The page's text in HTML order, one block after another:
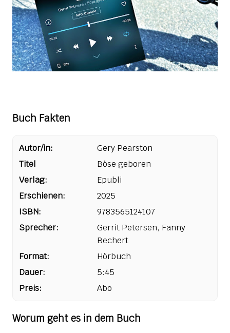
Buch Fakten
Autor/in:
Gery Pearston
Titel
Böse geboren
Verlag:
Epubli
Erschienen:
2025
ISBN:
9783565124107
Sprecher:
Gerrit Petersen, Fanny
Bechert
Format:
Hörbuch
Dauer:
5:45
Preis:
Abo
Worum geht es in dem Buch